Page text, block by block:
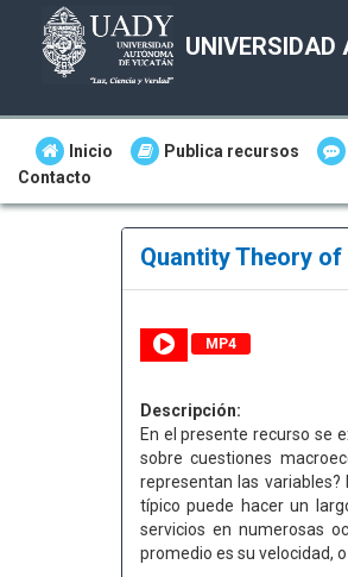
UNIVERSIDAD
Inicio
Publica recursos
Contacto
Quantity Theory
MP4
Descripción:
En el presente recurso se
sobre cuestiones
representan las
típico puede hacer un
servicios en numerosas
promedio es su velocidad, o